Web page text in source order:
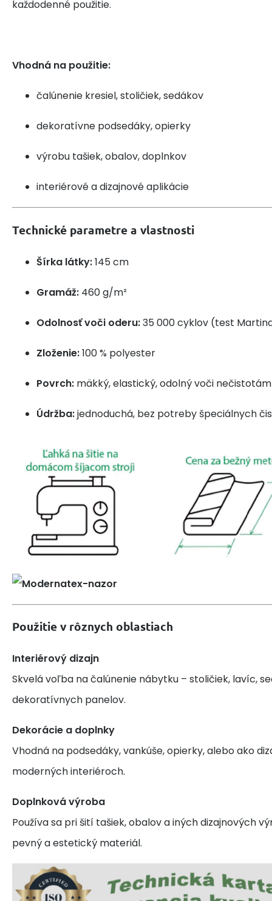
každodenné použitie.
Vhodná na použitie:
čalúnenie kresiel, stoličiek, sedákov
dekoratívne podsedáky, opierky
výrobu tašiek, obalov, doplnkov
interiérové a dizajnové aplikácie
Technické parametre a vlastnosti
Šírka látky:145 cm
Gramáž: 460 g/m²
Odolnosť voči oderu:35 000 cyklov (test
Zloženie:100 % polyester
Povrch: mäkký, elastický, odolný voči nečistotám
Údržba:jednoduchá, bez potreby špeciálnych
Použitie v rôznych oblastiach
Interiérový dizajn
Skvelá voľba na čalúnenie nábytku – stoličiek, lavíc,
dekoratívnych panelov.
Dekorácie a doplnky
Vhodná na podsedáky, vankúše, opierky, alebo ako
moderných interiéroch.
Doplnková výroba
Používa sa pri šití tašiek, obalov a iných dizajnových
pevný a estetický materiál.